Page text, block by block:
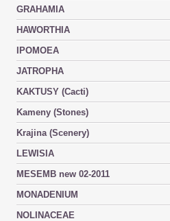
GRAHAMIA
HAWORTHIA
IPOMOEA
JATROPHA
KAKTUSY (Cacti)
Kameny (Stones)
Krajina (Scenery)
LEWISIA
MESEMB new 02-2011
MONADENIUM
NOLINACEAE